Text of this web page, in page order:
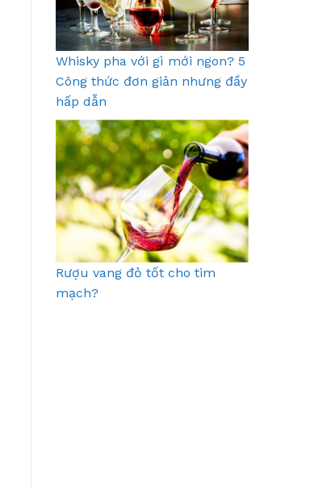
Whisky pha với gì mới ngon? 5
Công thức đơn giản nhưng đầy
hấp dẫn
Rượu vang đỏ tốt cho tim
mạch?